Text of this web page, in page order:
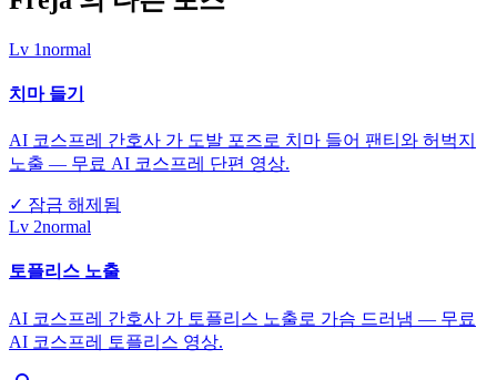
Lv 1normal
치마 들기
AI 코스프레 간호사 가 도발 포즈로 치마 들어 팬티와 허벅지
노출 — 무료 AI 코스프레 단편 영상.
✓ 잠금 해제됨
Lv 2normal
토플리스 노출
AI 코스프레 간호사 가 토플리스 노출로 가슴 드러냄 — 무료
AI 코스프레 토플리스 영상.